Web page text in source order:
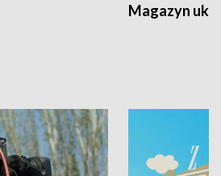
Magazyn